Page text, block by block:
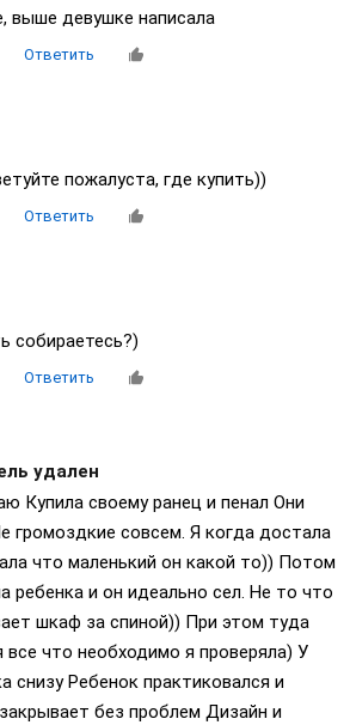
выше девушке написала
Ответить
пожалуста, где купить))
Ответить
собираетесь?)
Ответить
удален
Купила своему ранец и пенал Они
громоздкие совсем. Я когда достала
что маленький он какой то)) Потом
ребенка и он идеально сел. Не то что
шкаф за спиной)) При этом туда
что необходимо я проверяла) У
снизу Ребенок практиковался и
без проблем Дизайн и